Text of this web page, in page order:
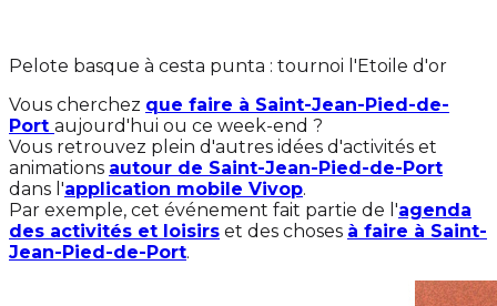
Pelote basque à cesta punta : tournoi l'Etoile d'or
Vous cherchez que faire à Saint-Jean-Pied-de-
Port aujourd'hui ou ce week-end ?
Vous retrouvez plein d'autres idées d'activités et
animations autour de Saint-Jean-Pied-de-Port
dans l'application mobile Vivop.
Par exemple, cet événement fait partie de l'agenda
des activités et loisirs et des choses à faire à Saint-
Jean-Pied-de-Port.